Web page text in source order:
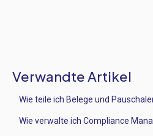
Verwandte Artikel
Wie teile ich Belege und
Wie verwalte ich Compliance